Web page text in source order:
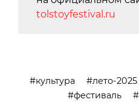
tolstoyfestival.ru
культура лето-2025
фестиваль